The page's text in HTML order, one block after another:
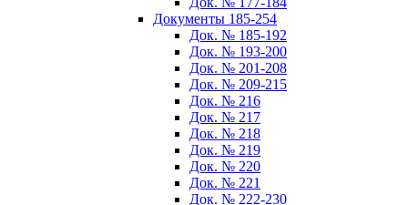
Документы 185-254
Док. № 185-192
Док. № 193-200
Док. № 201-208
Док. № 209-215
Док. № 216
Док. № 217
Док. № 218
Док. № 219
Док. № 220
Док. № 221
Док. № 222-230